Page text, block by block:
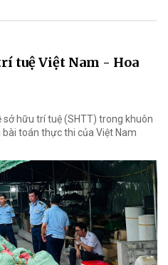
tuệ Việt Nam - Hoa
sở hữu trí tuệ (SHTT) trong khuôn
toán thực thi của Việt Nam